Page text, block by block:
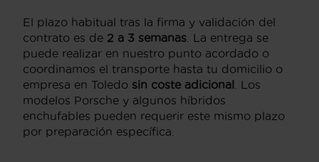
El plazo habitual tras la firma y validación del
contrato es de 2 a 3 semanas . La entrega se
puede realizar en nuestro punto acordado o
coordinamos el transporte hasta tu domicilio o
empresa en Toledo sin coste adicional . Los
modelos Porsche y algunos híbridos
enchufables pueden requerir este mismo plazo
por preparación específica.